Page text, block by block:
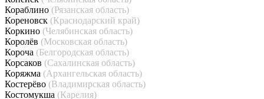
Кораблино (Рязанская область)
Кореновск (Краснодарский край)
Коркино (Челябинская область)
Королёв (Московская область)
Короча (Белгородская область)
Корсаков (Сахалинская область)
Коряжма (Архангельская область)
Костерёво (Владимирская область)
Костомукша (Карелия)